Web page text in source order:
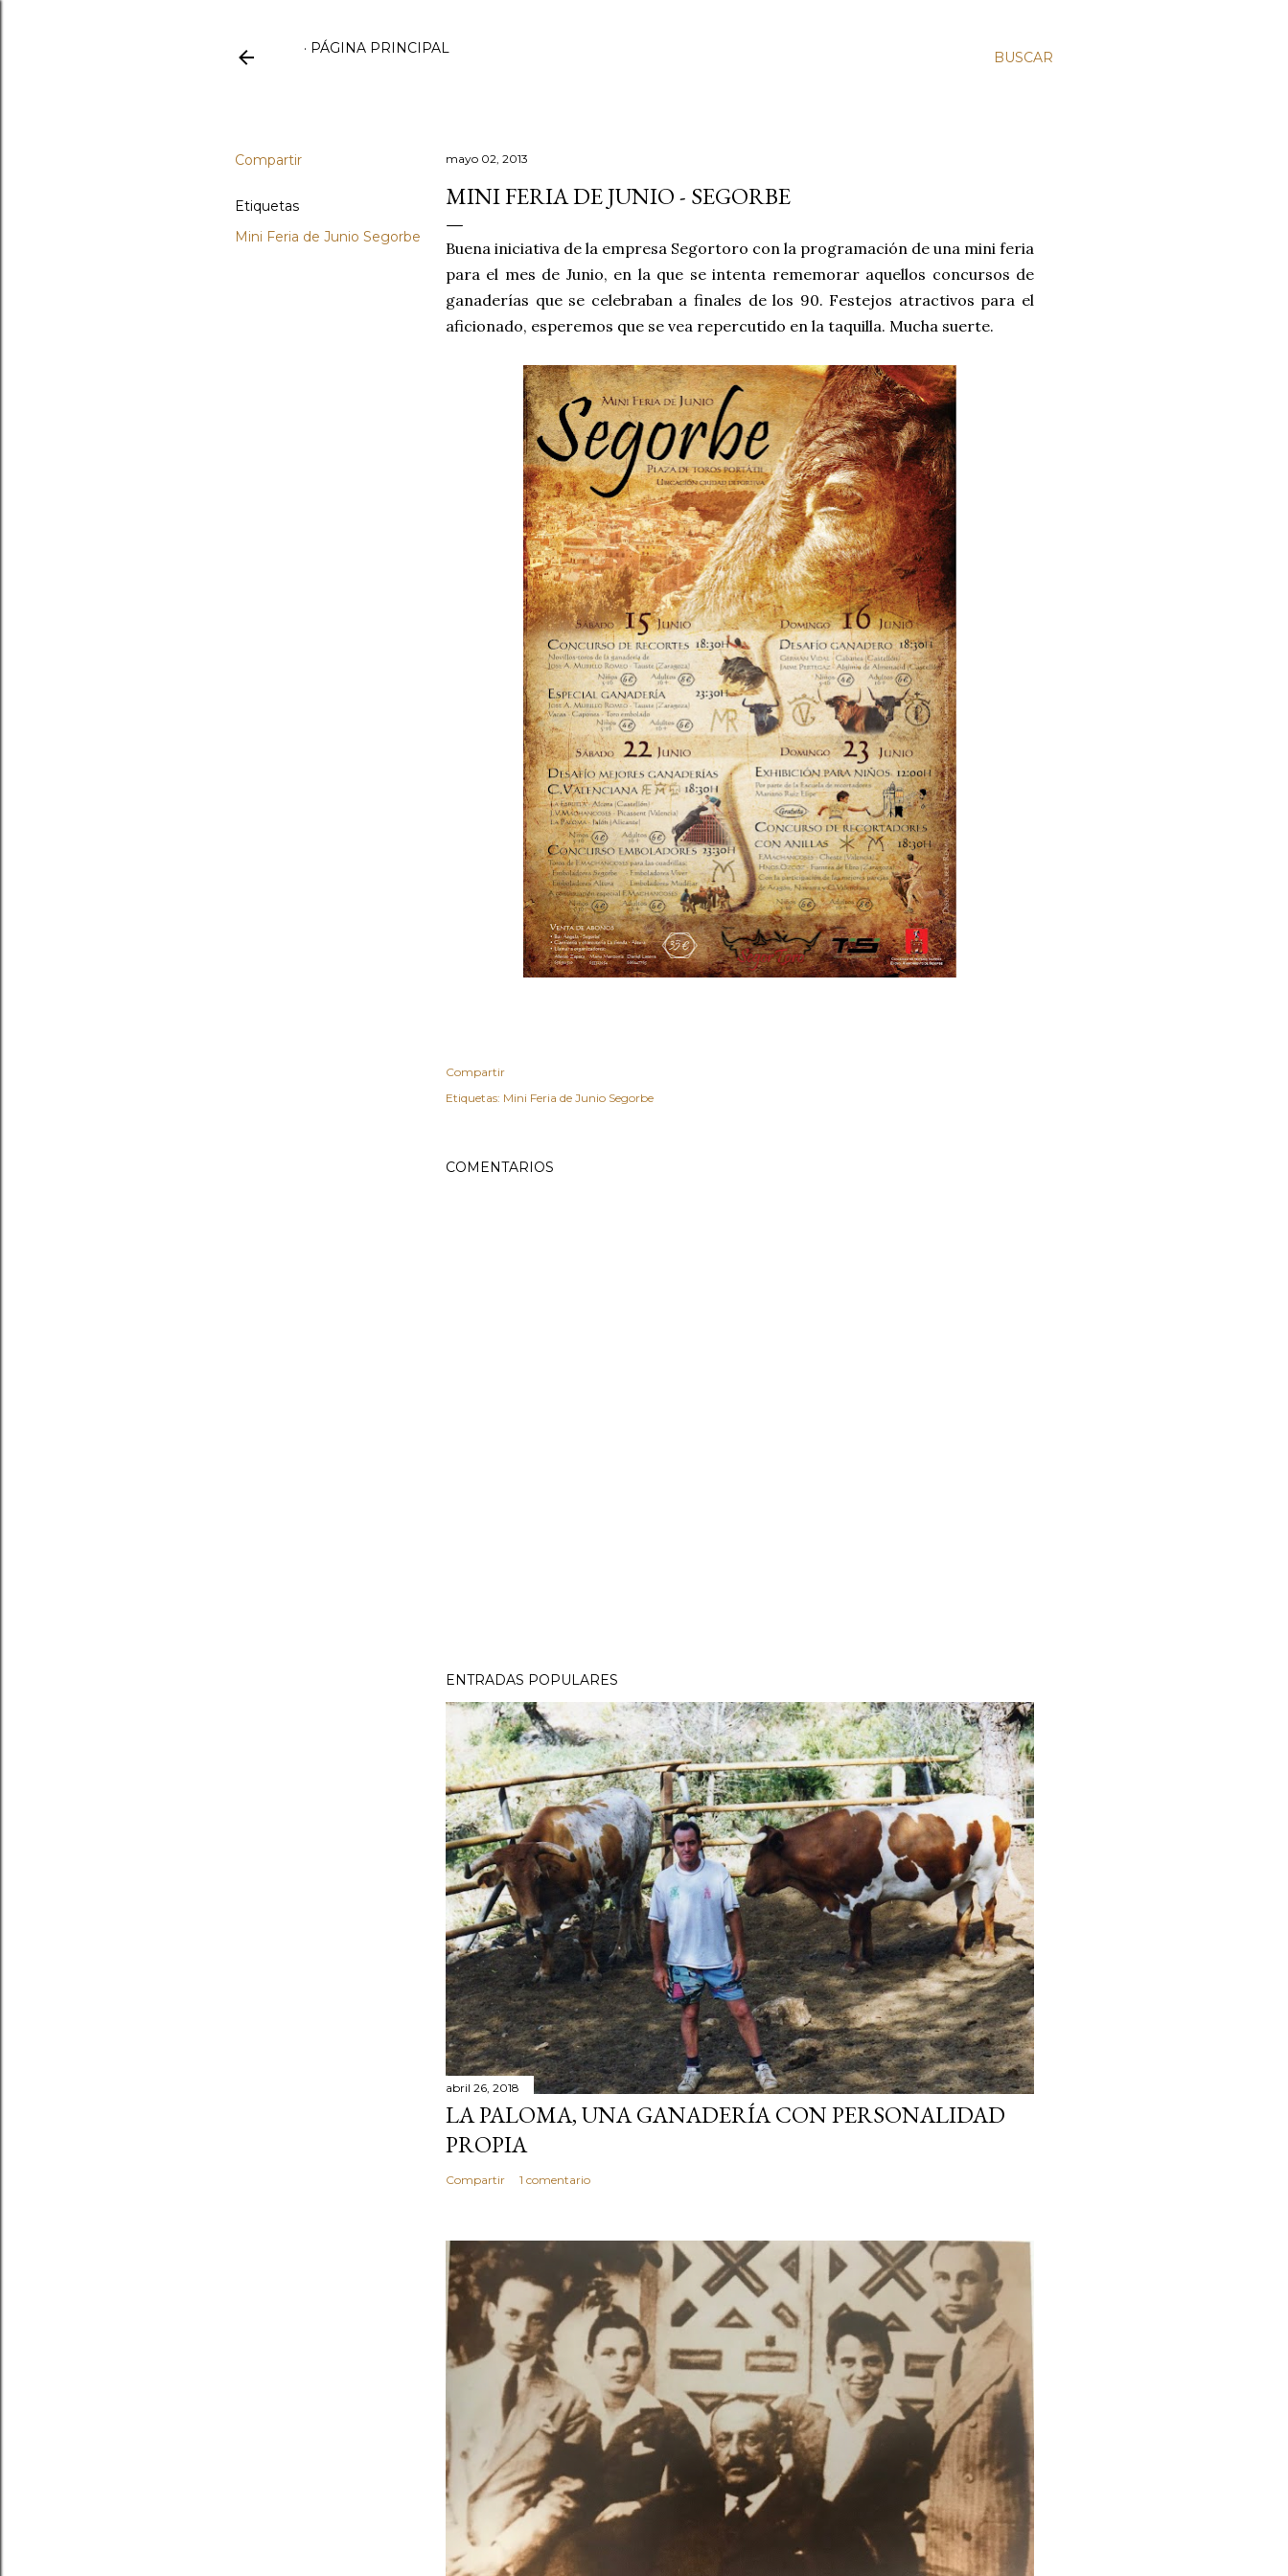
BUSCAR
PÁGINA PRINCIPAL
Compartir
Etiquetas
Mini Feria de Junio Segorbe
mayo 02, 2013
MINI FERIA DE JUNIO - SEGORBE
Buena iniciativa de la empresa Segortoro con la programación de una mini feria
para el mes de Junio, en la que se intenta rememorar aquellos concursos de
ganaderías que se celebraban a finales de los 90. Festejos atractivos para el
aficionado, esperemos que se vea repercutido en la taquilla. Mucha suerte.
Compartir
Etiquetas: Mini Feria de Junio Segorbe
COMENTARIOS
ENTRADAS POPULARES
abril 26, 2018
LA PALOMA, UNA GANADERÍA CON PERSONALIDAD
PROPIA
Compartir 1 comentario